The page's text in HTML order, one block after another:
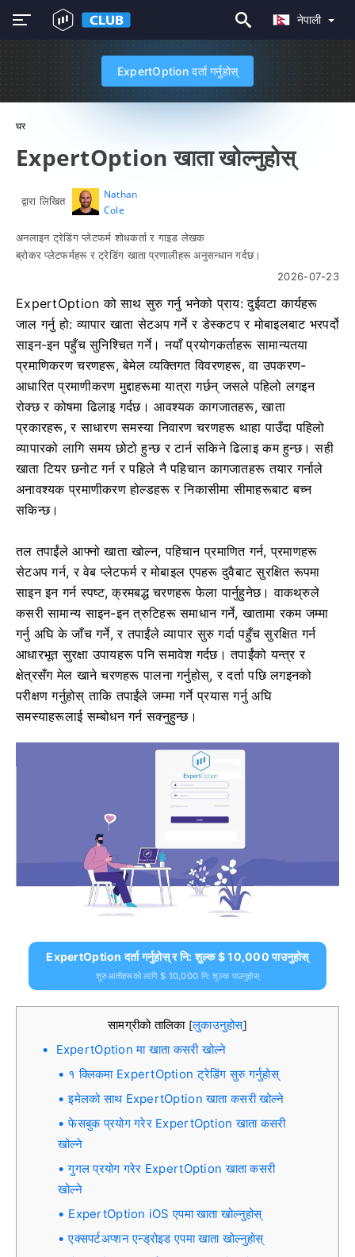
नेपाली
ExpertOption दर्ता गर्नुहोस्
घर
ExpertOption खाता खोल्नुहोस्
द्वारा लिखित
Nathan
Cole
अनलाइन ट्रेडिंग प्लेटफर्म शोधकर्ता र गाइड लेखक
ब्रोकर प्लेटफर्महरू र ट्रेडिंग खाता प्रणालीहरू अनुसन्धान गर्दछ।
2026-07-23
ExpertOption को साथ सुरु गर्नु भनेको प्राय: दुईवटा कार्यहरू
जाल गर्नु हो: व्यापार खाता सेटअप गर्ने र डेस्कटप र मोबाइलबाट भरपर्दो
साइन-इन पहुँच सुनिश्चित गर्ने। नयाँ प्रयोगकर्ताहरू सामान्यतया
प्रमाणिकरण चरणहरू, बेमेल व्यक्तिगत विवरणहरू, वा उपकरण-
आधारित प्रमाणीकरण मुद्दाहरूमा यात्रा गर्छन् जसले पहिलो लगइन
रोक्छ र कोषमा ढिलाइ गर्दछ। आवश्यक कागजातहरू, खाता
प्रकारहरू, र साधारण समस्या निवारण चरणहरू थाहा पाउँदा पहिलो
व्यापारको लागि समय छोटो हुन्छ र टार्न सकिने ढिलाइ कम हुन्छ। सही
खाता टियर छनोट गर्न र पहिले नै पहिचान कागजातहरू तयार गर्नाले
अनावश्यक प्रमाणीकरण होल्डहरू र निकासीमा सीमाहरूबाट बच्न
सकिन्छ।
तल तपाईंले आफ्नो खाता खोल्न, पहिचान प्रमाणित गर्न, प्रमाणहरू
सेटअप गर्न, र वेब प्लेटफर्म र मोबाइल एपहरू दुवैबाट सुरक्षित रूपमा
साइन इन गर्न स्पष्ट, क्रमबद्ध चरणहरू फेला पार्नुहुनेछ। वाकथ्रुले
कसरी सामान्य साइन-इन त्रुटिहरू समाधान गर्ने, खातामा रकम जम्मा
गर्नु अघि के जाँच गर्ने, र तपाईंले व्यापार सुरु गर्दा पहुँच सुरक्षित गर्न
आधारभूत सुरक्षा उपायहरू पनि समावेश गर्दछ। तपाईंको यन्त्र र
क्षेत्रसँग मेल खाने चरणहरू पालना गर्नुहोस्, र दर्ता पछि लगइनको
परीक्षण गर्नुहोस् ताकि तपाईंले जम्मा गर्ने प्रयास गर्नु अघि
समस्याहरूलाई सम्बोधन गर्न सक्नुहुन्छ।
ExpertOption दर्ता गर्नुहोस् र नि: शुल्क $ 10,000 पाउनुहोस्
शुरुआतीहरूको लागि $ 10,000 नि: शुल्क पाउनुहोस्
सामग्रीको तालिका [लुकाउनुहोस्]
ExpertOption मा खाता कसरी खोल्ने
१ क्लिकमा ExpertOption ट्रेडिंग सुरु गर्नुहोस्
इमेलको साथ ExpertOption खाता कसरी खोल्ने
फेसबुक प्रयोग गरेर ExpertOption खाता कसरी
खोल्ने
गुगल प्रयोग गरेर ExpertOption खाता कसरी
खोल्ने
ExpertOption iOS एपमा खाता खोल्नुहोस्
एक्सपर्टअप्शन एन्ड्रोइड एपमा खाता खोल्नुहोस्